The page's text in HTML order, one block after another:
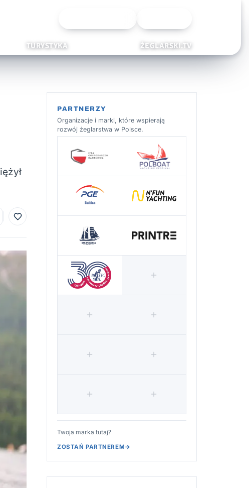
TURYSTYKA ŻEGLARSKI.TV
Do ulubionych
PARTNERZY
Organizacje i marki, które wspierają
rozwój żeglarstwa w Polsce.
Twoja marka tutaj?
ZOSTAŃ PARTNEREM→